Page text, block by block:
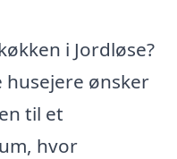
i Jordløse?
husejere ønsker
til et
hvor